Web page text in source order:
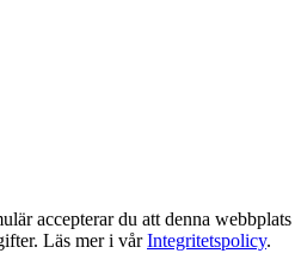
accepterar du att denna webbplats
Läs mer i vårIntegritetspolicy.